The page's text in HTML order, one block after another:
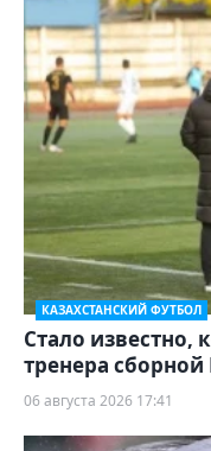
КАЗАХСТАНСКИЙ ФУТБОЛ
Стало известно,
тренера сборной
06 августа 2026 17:41